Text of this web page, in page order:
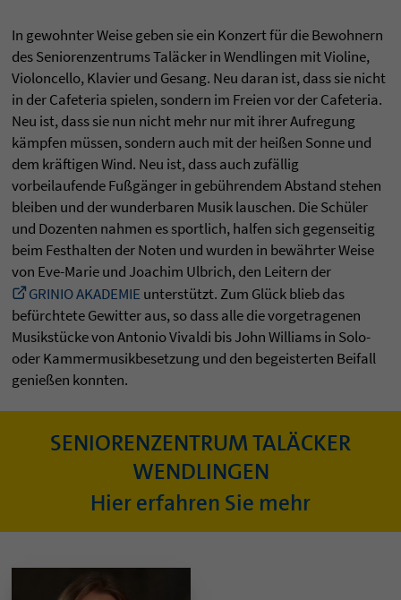
In gewohnter Weise geben sie ein Konzert für die Bewohnern
des Seniorenzentrums Taläcker in Wendlingen mit Violine,
Violoncello, Klavier und Gesang. Neu daran ist, dass sie nicht
in der Cafeteria spielen, sondern im Freien vor der Cafeteria.
Neu ist, dass sie nun nicht mehr nur mit ihrer Aufregung
kämpfen müssen, sondern auch mit der heißen Sonne und
dem kräftigen Wind. Neu ist, dass auch zufällig
vorbeilaufende Fußgänger in gebührendem Abstand stehen
bleiben und der wunderbaren Musik lauschen. Die Schüler
und Dozenten nahmen es sportlich, halfen sich gegenseitig
beim Festhalten der Noten und wurden in bewährter Weise
von Eve-Marie und Joachim Ulbrich, den Leitern der
GRINIO AKADEMIE unterstützt. Zum Glück blieb das
befürchtete Gewitter aus, so dass alle die vorgetragenen
Musikstücke von Antonio Vivaldi bis John Williams in Solo-
oder Kammermusikbesetzung und den begeisterten Beifall
genießen konnten.
SENIORENZENTRUM TALÄCKER
WENDLINGEN
Hier erfahren Sie mehr